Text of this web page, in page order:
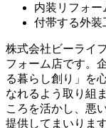
内装リフォー
付帯する外装
株式会社ビーライ
フォーム店です。
る暮らし創り」を
なれるよう取り組
ころを活かし、悪
提供してまいります